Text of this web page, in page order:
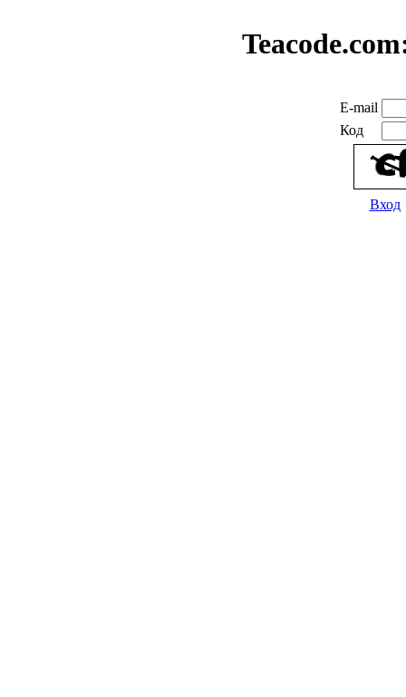
E-mail
Код
Вход